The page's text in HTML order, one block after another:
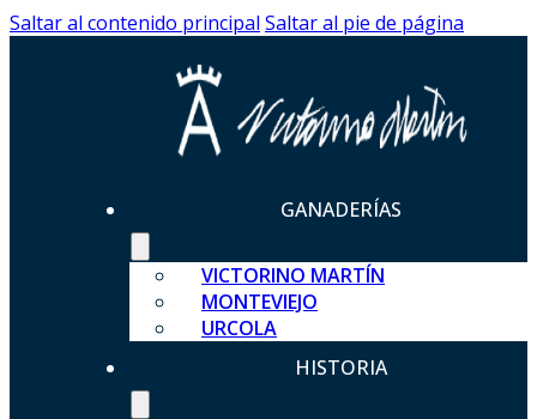
Saltar al contenido principal Saltar al pie de página
GANADERÍAS
VICTORINO MARTÍN
MONTEVIEJO
URCOLA
HISTORIA